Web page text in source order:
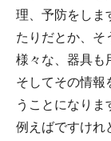
理、予防をしま
たりだとか、そ
様々な、器具も
そしてその情報
うことになりま
例えばですけれ